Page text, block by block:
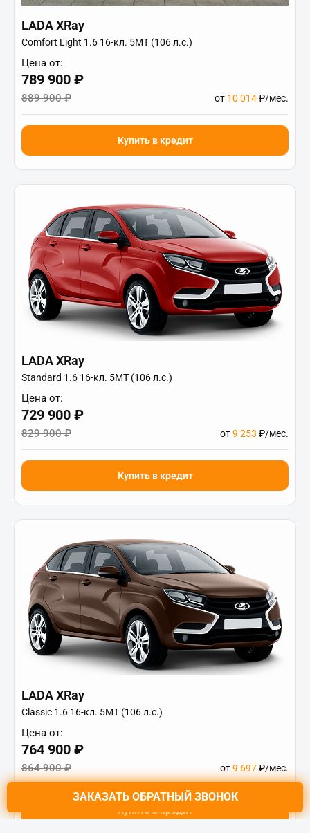
LADA XRay
Comfort Light 1.6 16-кл. 5МТ (106 л.с.)
Цена от:
789 900 ₽
889 900 ₽ от 10 014₽/мес.
Купить в кредит
LADA XRay
Standard 1.6 16-кл. 5МТ (106 л.с.)
Цена от:
729 900 ₽
829 900 ₽ от9 253 ₽/мес.
Купить в кредит
LADA XRay
Classic 1.6 16-кл. 5МТ (106 л.с.)
Цена от:
764 900 ₽
864 900 ₽ от9 697₽/мес.
Купить в кредит
ЗАКАЗАТЬ ОБРАТНЫЙ ЗВОНОК